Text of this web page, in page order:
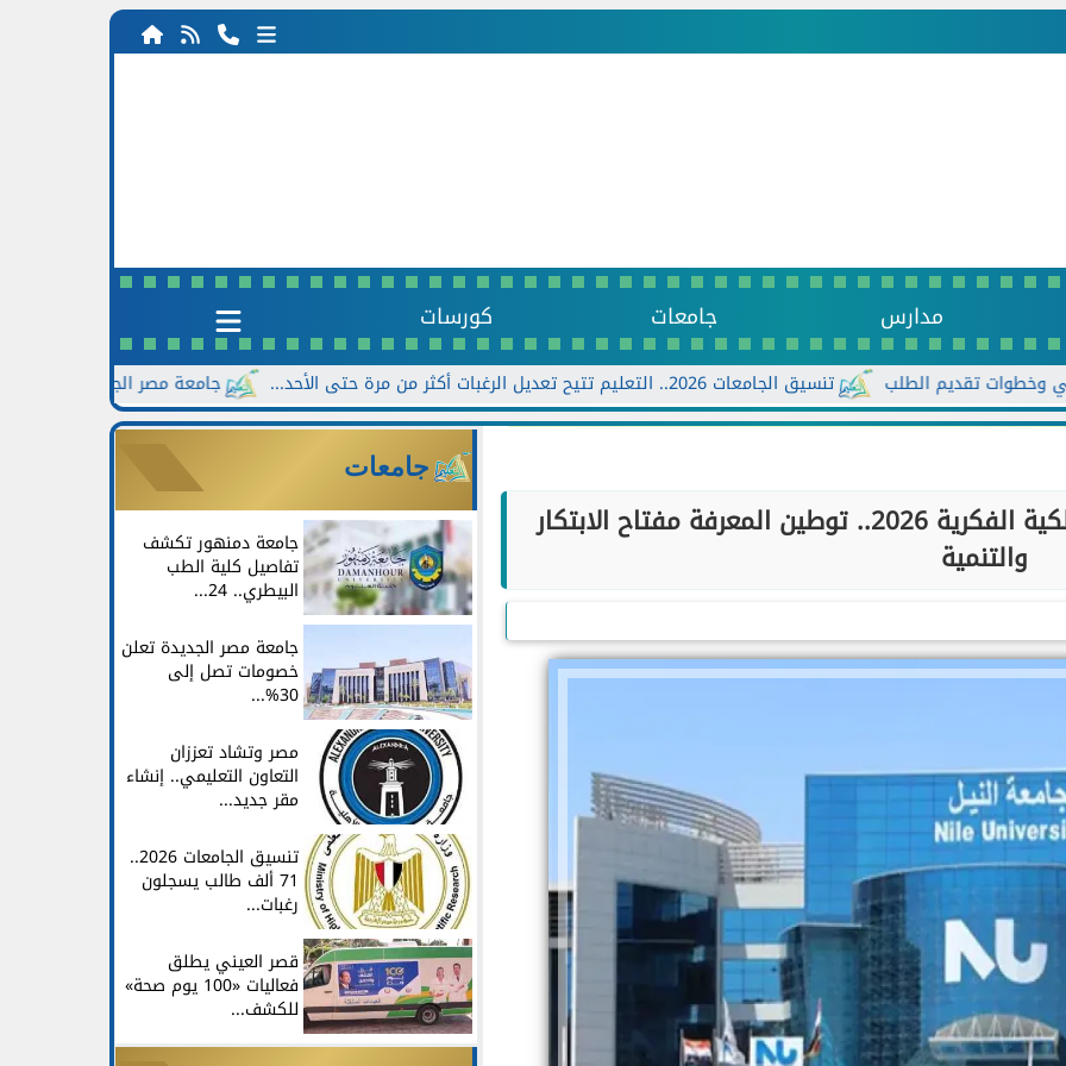
مدارس جامعات كورسات
جامعة مصر الجديدة تعلن خصومات تصل إلى 30% للطلاب الجدد تنسيق الجامعات 2026.. التعليم تتيح تعديل الرغبات أكثر من مرة حتى الأحد...
جامعة النيل تشارك في موسم الملكية الفكرية 2026.. توطين المعرفة مفتاح الابتكار
والتنمية
جامعات
جامعة دمنهور تكشف
تفاصيل كلية الطب
البيطري.. 24...
جامعة مصر الجديدة تعلن
خصومات تصل إلى
30%...
مصر وتشاد تعززان
التعاون التعليمي.. إنشاء
مقر جديد...
تنسيق الجامعات 2026..
71 ألف طالب يسجلون
رغبات...
قصر العيني يطلق
فعاليات «100 يوم صحة»
للكشف...